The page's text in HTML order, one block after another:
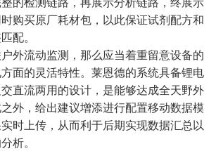
购买原厂耗材包，以此保证试剂配方和
配。
外流动监测，那么应当着重留意设备的
面的灵活特性。莱恩德的系统具备锂电
直流两用的设计，是能够达成全天野外
外，给出建议增添进行配置移动数据模
时上传，从而利于后期实现数据汇总以
析。